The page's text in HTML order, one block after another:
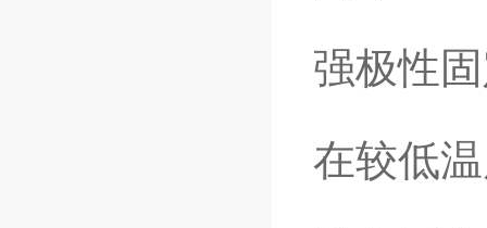
强极性
在较低